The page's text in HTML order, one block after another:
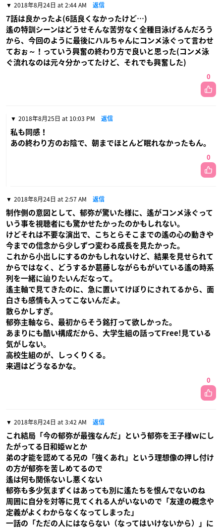
2018年8月24日 at 2:44 AM 返信
7話は良かったよ(6話良くなかったけど…)
遙の特訓シーンはどうせそんな苦労なく全種目泳げるんだろう
から、今回のように最後にハルちゃんにコンメ泳ぐって言わせ
ておぉ～！っていう興奮の終わり方で良いと思った(コンメ泳
ぐ流れなのは元々分かってたけど、それでも興奮した)
0
2018年8月25日 at 10:03 PM 返信
私も同感！
あの終わり方のお陰で、朝までほとんど眠れなかったもん。
0
2018年8月24日 at 2:57 AM 返信
制作側の意図として、郁弥が驚いた様に、遙がコンメ泳ぐって
いう事を視聴者にも驚かせたかったのかもしれない。
けどそれは不要な演出で、こちとらそこまでの遙の心の動きや
今までの信念から少しずつ変わる成長を見たかった。
これから小出しにするのかもしれないけど、結果を見せられて
からではなく、どうするか葛藤しながらもがいている遙の時系
列を一緒に辿りたいんだなって。
遙主軸で見てきたのに、急に置いてけぼりにされてるから、面
白さも感情も入ってこないんだよ。
散らかしすぎ。
郁弥主軸なら、最初からそう銘打って欲しかった。
あまりにも酷い構成だから、大学生組の話ってFree!見ている
気がしない。
高校生組のが、しっくりくる。
来週はどうなるかな。
0
2018年8月24日 at 3:42 AM 返信
これ結局「今の郁弥が最強なんだ」という郁弥を王子様ｗにし
たがってる日和姫ｗとか
弟の才能を認めてる兄の「強くあれ」という理想像の押し付け
の方が郁弥を苦しめてるので
遙は何も関係ないし悪くない
郁弥も多少気まずくはあっても別に遙たちを恨んでないのね
周囲に自分を対等に見てくれる人がいないので「友達の概念や
定義がよくわからなくなってしまった」
一話の「ただの人にはならない（なってはいけないから）」に